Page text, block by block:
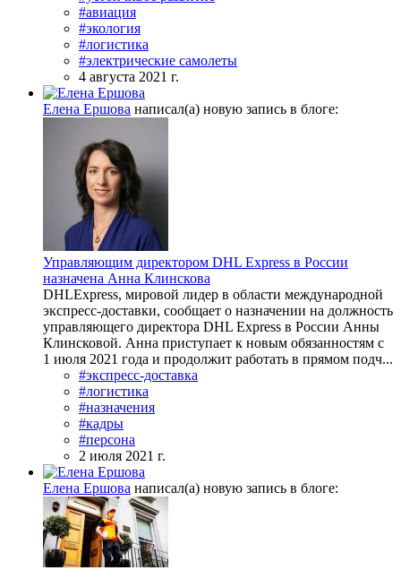
#авиация
#экология
#логистика
#электрические самолеты
4 августа 2021 г.
Елена Ершова написал(а) новую запись в блоге:
Управляющим директором DHL Express в России
назначена Анна Клинскова
DHLExpress, мировой лидер в области международной
экспресс-доставки, сообщает о назначении на должность
управляющего директора DHL Express в России Анны
Клинсковой. Анна приступает к новым обязанностям с
1 июля 2021 года и продолжит работать в прямом подч...
#экспресс-доставка
#логистика
#назначения
#кадры
#персона
2 июля 2021 г.
Елена Ершова написал(а) новую запись в блоге: